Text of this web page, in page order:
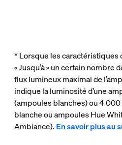
* Lorsque les caractéristiques
« Jusqu’à » un certain nombre
flux lumineux maximal de
indique la luminosité d’une
(ampoules blanches) ou 4
blanche ou ampoules Hue
Ambiance). En savoir plus au